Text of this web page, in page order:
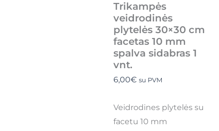
Trikampės
veidrodinės
plytelės 30×30 cm
facetas 10 mm
spalva sidabras 1
vnt.
6,00€ su PVM
Veidrodines plytelės su
facetu 10 mm